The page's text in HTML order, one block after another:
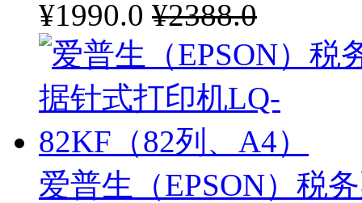
奥图码
映美
震旦复印机
汉印
¥1990.0 ¥2388.0
爱普生（EPSON）税